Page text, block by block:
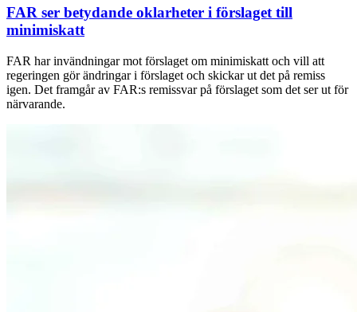
FAR ser betydande oklarheter i förslaget till
minimiskatt
FAR har invändningar mot förslaget om minimiskatt och vill att
regeringen gör ändringar i förslaget och skickar ut det på remiss
igen. Det framgår av FAR:s remissvar på förslaget som det ser ut för
närvarande.